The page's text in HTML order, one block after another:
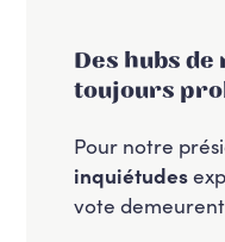
Des hubs
toujours
Pour notre
inquiétudes
vote